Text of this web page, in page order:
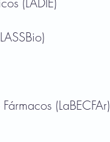
(LaBECFAr)